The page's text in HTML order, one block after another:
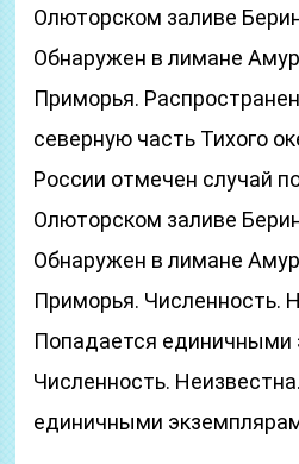
Олюторском заливе
Обнаружен в лимане
Приморья.
северную часть Тихого
России отмечен случай
Олюторском заливе
Обнаружен в лимане
Приморья. Численность.
Попадается единичными
Численность.
единичными